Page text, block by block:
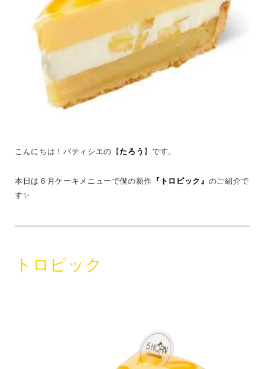
こんにちは！パティシエの【たろう 】です。
本日は６月ケーキメニューで僕の新作 『トロピック』 のご紹介で
す✨
トロピック